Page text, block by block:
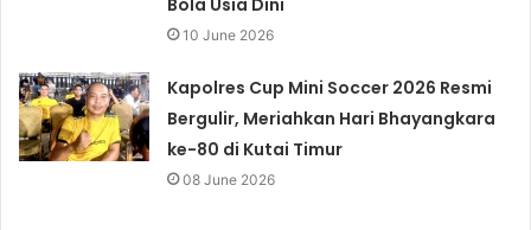
Bola Usia Dini
10 June 2026
Kapolres Cup Mini Soccer 2026 Resmi
Bergulir, Meriahkan Hari Bhayangkara
ke-80 di Kutai Timur
08 June 2026